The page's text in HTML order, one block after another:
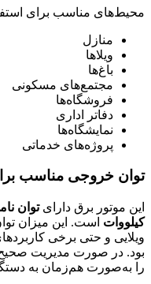
محیط‌های مناسب برای
منازل
ویلاها
باغ‌ها
مجتمع‌های مسکونی
فروشگاه‌ها
دفاتر اداری
نمایشگاه‌ها
پروژه‌های خدماتی
توان خروجی مناسب
این موتور برق دارایتوان نامی ۴
کیلووات است. این میزان
ویلایی و حتی برخی
بود. در صورت مدیریت صحیح
را به‌صورت هم‌زمان به